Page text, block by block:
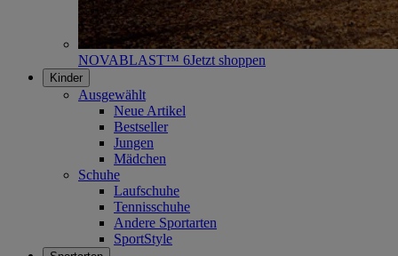
NOVABLAST™ 6Jetzt shoppen
Kinder
Ausgewählt
Neue Artikel
Bestseller
Jungen
Mädchen
Schuhe
Laufschuhe
Tennisschuhe
Andere Sportarten
SportStyle